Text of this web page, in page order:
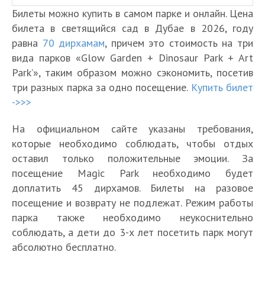
Билеты можно купить в самом парке и онлайн. Цена
билета в светящийся сад в Дубае в 2026, году
равна 70 дирхамам, причем это стоимость на три
вида парков «Glow Garden + Dinosaur Park + Art
Park’», таким образом можно сэкономить, посетив
три разных парка за одно посещение. Купить билет
->>>
На официальном сайте указаны требования,
которые необходимо соблюдать, чтобы отдых
оставил только положительные эмоции. За
посещение Magic Park необходимо будет
доплатить 45 дирхамов. Билеты на разовое
посещение и возврату не подлежат. Режим работы
парка также необходимо неукоснительно
соблюдать, а дети до 3-х лет посетить парк могут
абсолютно бесплатно.